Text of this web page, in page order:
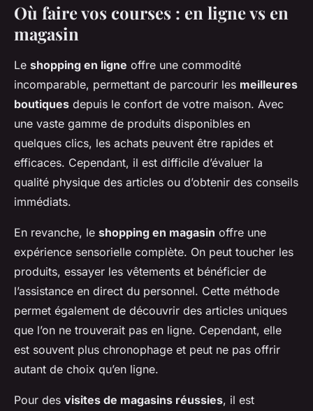
Où faire vos courses : en ligne vs en
magasin
Le shopping en ligne offre une commodité
incomparable, permettant de parcourir les meilleures
boutiques depuis le confort de votre maison. Avec
une vaste gamme de produits disponibles en
quelques clics, les achats peuvent être rapides et
efficaces. Cependant, il est difficile d’évaluer la
qualité physique des articles ou d’obtenir des conseils
immédiats.
En revanche, le shopping en magasin offre une
expérience sensorielle complète. On peut toucher les
produits, essayer les vêtements et bénéficier de
l’assistance en direct du personnel. Cette méthode
permet également de découvrir des articles uniques
que l’on ne trouverait pas en ligne. Cependant, elle
est souvent plus chronophage et peut ne pas offrir
autant de choix qu’en ligne.
Pour des visites de magasins réussies, il est